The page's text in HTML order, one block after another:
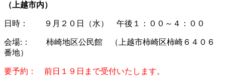
（上越市内）
日時： ９月２０日（水） 午後１：００～４：００
会場:： 柿崎地区公民館 （上越市柿崎区柿崎６４０６
番地）
要予約： 前日１９日まで受付いたします。